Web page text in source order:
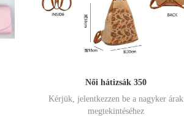
Női hátizsák 350
Kérjük, jelentkezzen be a nagyker árak
megtekintéséhez